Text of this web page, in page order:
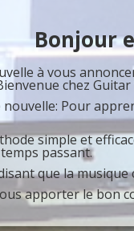
Bonjour
à vous
chez Guitar
Pour
simple et
passant.
que la musique
apporter le bon